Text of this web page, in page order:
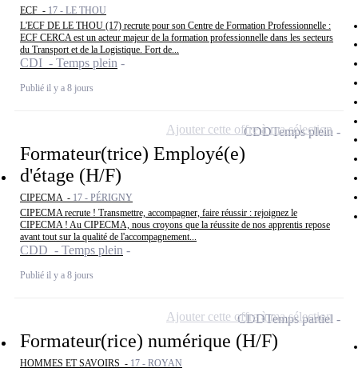
ECF - 17 - LE THOU
L'ECF DE LE THOU (17) recrute pour son Centre de Formation Professionnelle :
ECF CERCA est un acteur majeur de la formation professionnelle dans les secteurs
du Transport et de la Logistique. Fort de...
CDI - Temps plein
Publié il y a 8 jours
Formateur(trice) Employé(e)
d'étage (H/F)
CIPECMA - 17 - PÉRIGNY
CIPECMA recrute ! Transmettre, accompagner, faire réussir : rejoignez le
CIPECMA ! Au CIPECMA, nous croyons que la réussite de nos apprentis repose
avant tout sur la qualité de l'accompagnement...
CDD - Temps plein
Publié il y a 8 jours
CDDTemps plein
Ajouter cette offre à ma sélection
Formateur(rice) numérique (H/F)
HOMMES ET SAVOIRS - 17 - ROYAN
CDDTemps partiel
Ajouter cette offre à ma sélection